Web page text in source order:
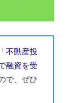
不動産投
融資を受
で、ぜひ